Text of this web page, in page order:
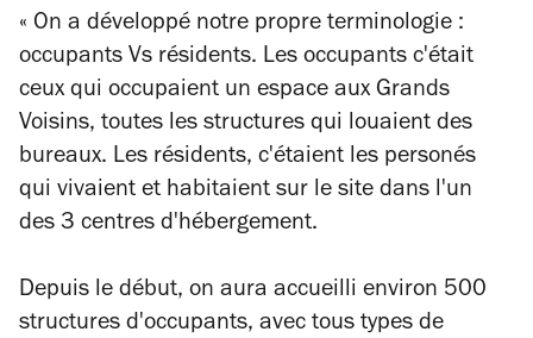
« On a développé notre propre terminologie :
occupants Vs résidents. Les occupants c'était
ceux qui occupaient un espace aux Grands
Voisins, toutes les structures qui louaient des
bureaux. Les résidents, c'étaient les personés
qui vivaient et habitaient sur le site dans l'un
des 3 centres d'hébergement.
Depuis le début, on aura accueilli environ 500
structures d'occupants, avec tous types de